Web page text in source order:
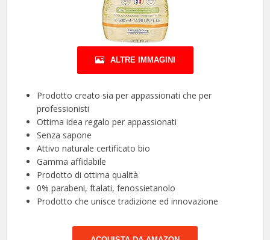
ALTRE IMMAGINI
Prodotto creato sia per appassionati che per
professionisti
Ottima idea regalo per appassionati
Senza sapone
Attivo naturale certificato bio
Gamma affidabile
Prodotto di ottima qualità
0% parabeni, ftalati, fenossietanolo
Prodotto che unisce tradizione ed innovazione